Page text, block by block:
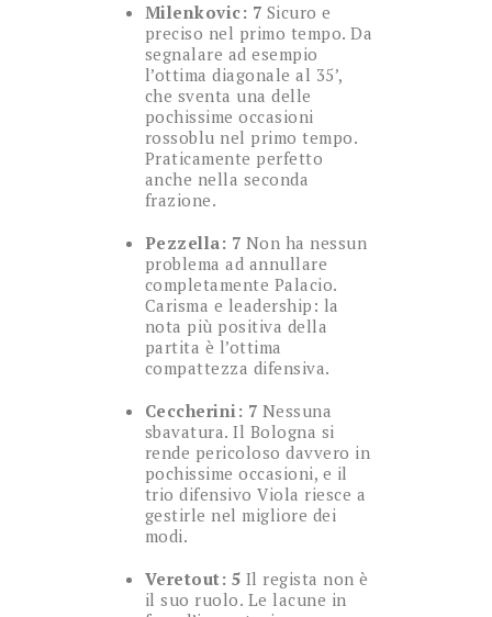
Milenkovic: 7 Sicuro e
preciso nel primo tempo. Da
segnalare ad esempio
l’ottima diagonale al 35’,
che sventa una delle
pochissime occasioni
rossoblu nel primo tempo.
Praticamente perfetto
anche nella seconda
frazione.
Pezzella: 7 Non ha nessun
problema ad annullare
completamente Palacio.
Carisma e leadership: la
nota più positiva della
partita è l’ottima
compattezza difensiva.
Ceccherini: 7 Nessuna
sbavatura. Il Bologna si
rende pericoloso davvero in
pochissime occasioni, e il
trio difensivo Viola riesce a
gestirle nel migliore dei
modi.
Veretout: 5 Il regista non è
il suo ruolo. Le lacune in